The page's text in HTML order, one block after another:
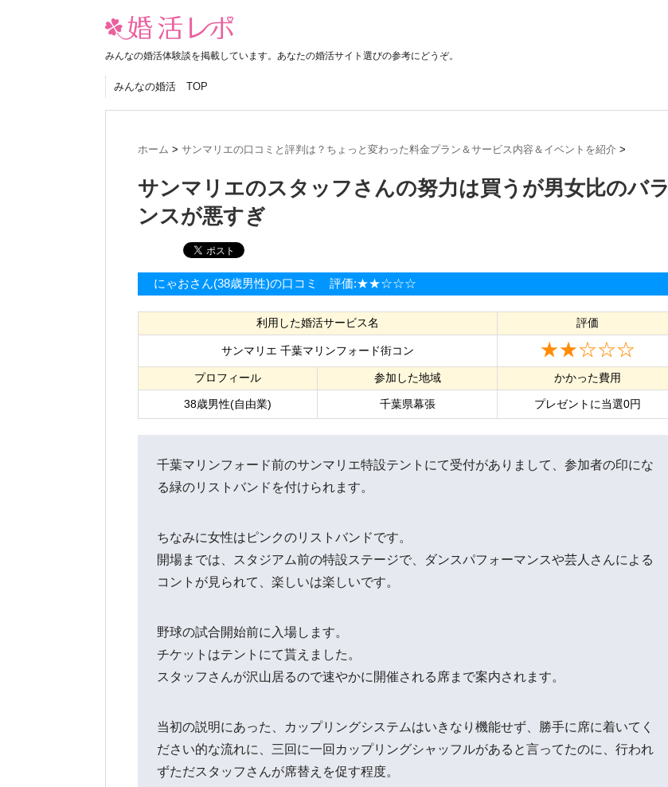
みんなの婚活体験談を掲載しています。あなたの婚活サイト選びの参考にどうぞ。
みんなの婚活 TOP
ホーム > サンマリエの口コミと評判は？ちょっと変わった料金プラン＆サービス内容＆イベントを紹介 >
サンマリエのスタッフさんの努力は買うが男女比のバラ
ンスが悪すぎ
にゃおさん(38歳男性)の口コミ 評価:★★☆☆☆
利用した婚活サービス名 評価
サンマリエ 千葉マリンフォード街コン ★★☆☆☆
プロフィール 参加した地域 かかった費用
38歳男性(自由業) 千葉県幕張 プレゼントに当選0円
千葉マリンフォード前のサンマリエ特設テントにて受付がありまして、参加者の印にな
る緑のリストバンドを付けられます。
ちなみに女性はピンクのリストバンドです。
開場までは、スタジアム前の特設ステージで、ダンスパフォーマンスや芸人さんによる
コントが見られて、楽しいは楽しいです。
野球の試合開始前に入場します。
チケットはテントにて貰えました。
スタッフさんが沢山居るので速やかに開催される席まで案内されます。
当初の説明にあった、カップリングシステムはいきなり機能せず、勝手に席に着いてく
ださい的な流れに、三回に一回カップリングシャッフルがあると言ってたのに、行われ
ずただスタッフさんが席替えを促す程度。